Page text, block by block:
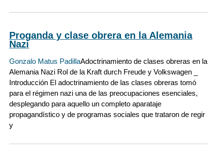
Proganda y clase obrera en la Alemania
Nazi
Gonzalo Matus PadillaAdoctrinamiento de clases obreras en la
Alemania Nazi Rol de la Kraft durch Freude y Volkswagen _
Introducción El adoctrinamiento de las clases obreras tomó
para el régimen nazi una de las preocupaciones esenciales,
desplegando para aquello un completo aparataje
propagandístico y de programas sociales que trataron de regir
y